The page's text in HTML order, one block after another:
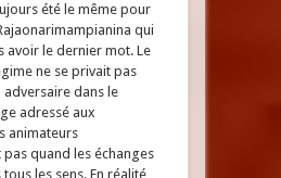
été le même pour
qui
avoir le dernier mot. Le
ne se privait pas
adversaire dans le
adressé aux
animateurs
pas quand les échanges
les sens. En réalité,